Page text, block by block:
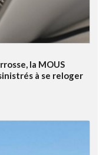
la MOUS
à se reloger